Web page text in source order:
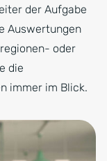
der Aufgabe
Auswertungen
oder
die
immer im Blick.